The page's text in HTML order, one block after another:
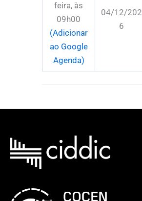
feira, às
09h00
(Adicionar
ao Google
Agenda)
04/12/202
6